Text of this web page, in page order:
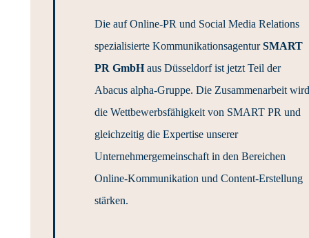
Die auf Online-PR und Social Media Relations
spezialisierte KommunikationsagenturSMART
PR GmbHaus Düsseldorf ist jetzt Teil der
Abacus alpha-Gruppe. Die Zusammenarbeit wird
die Wettbewerbsfähigkeit von SMART PR und
gleichzeitig die Expertise unserer
Unternehmergemeinschaft in den Bereichen
Online-Kommunikation und Content-Erstellung
stärken.